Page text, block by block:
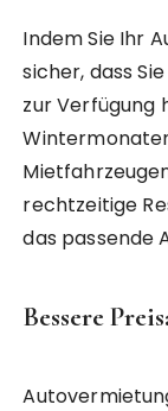
Indem Sie Ihr
sicher, dass
zur Verfügung
rechtzeitige
das passende
Bessere